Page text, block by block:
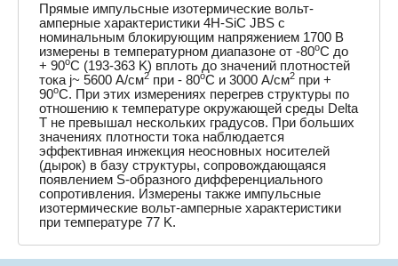
Прямые импульсные изотермические вольт-
амперные характеристики 4H-SiC JBS с
номинальным блокирующим напряжением 1700 В
измерены в температурном диапазоне от -80oC до
+ 90oC (193-363 K) вплоть до значений плотностей
тока j~ 5600 А/см2 при - 80oC и 3000 А/см2 при +
90oC. При этих измерениях перегрев структуры по
отношению к температуре окружающей среды Delta
T не превышал нескольких градусов. При больших
значениях плотности тока наблюдается
эффективная инжекция неосновных носителей
(дырок) в базу структуры, сопровождающаяся
появлением S-образного дифференциального
сопротивления. Измерены также импульсные
изотермические вольт-амперные характеристики
при температуре 77 K.